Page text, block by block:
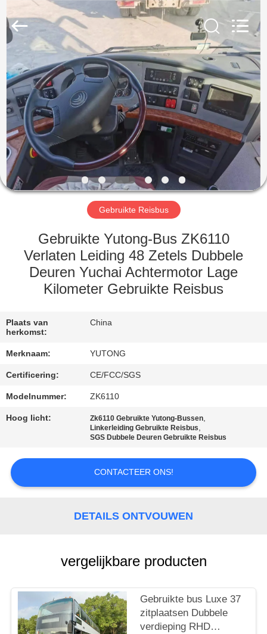
HUIS
PRODUCTEN
ONGEVEER
ONS
FABRIEKSREIS
KWALITEITSCONTROLE
CONTACTEER
VERZOEK
OM EEN
SITEMAP
PRIVACYBELEID
ZHENGZHOU
INDUSTRY
CO.,
LTD..
Rights
Gebruikte Reisbus
Gebruikte Yutong-Bus ZK6110
Verlaten Leiding 48 Zetels Dubbele
Deuren Yuchai Achtermotor Lage
Kilometer Gebruikte Reisbus
Plaats van
herkomst:
China
Merknaam: YUTONG
Certificering: CE/FCC/SGS
Modelnummer: ZK6110
Hoog licht: Zk6110 Gebruikte Yutong-Bussen,
Linkerleiding Gebruikte Reisbus,
SGS Dubbele Deuren Gebruikte Reisbus
CONTACTEER ONS!
DETAILS ONTVOUWEN
vergelijkbare producten
Gebruikte bus Luxe 37
zitplaatsen Dubbele
verdieping RHD